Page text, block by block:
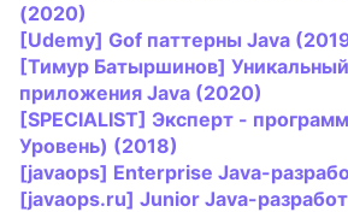
(2020)
[Udemy] Gof паттерны Java
[Тимур Батыршинов]
приложения Java (2020)
[SPECIALIST] Эксперт -
Уровень) (2018)
[javaops] Enterprise Java-
[javaops.ru] Junior Java-